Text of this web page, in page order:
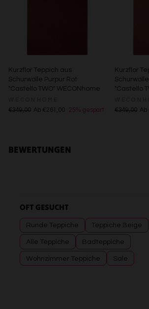
Kurzflor Teppich aus
Schurwolle Purpur Rot
"Castello TWO" WECONhome
€349,00 Ab €261,00 25% gespart
Kurzflor
"Castello
€349,00 Ab
BEWERTUNGEN
OFT GESUCHT
Runde Teppiche Teppiche Beige
Alle Teppiche Badteppiche
Wohnzimmer Teppiche Sale